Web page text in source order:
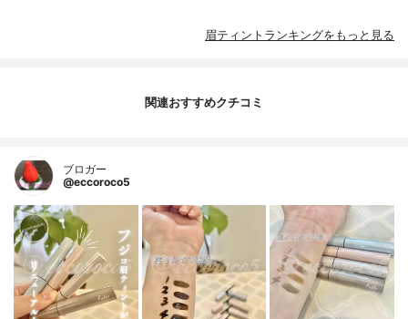
眉ティントランキングをもっと見る
関連おすすめクチコミ
ブロガー
@eccoroco5